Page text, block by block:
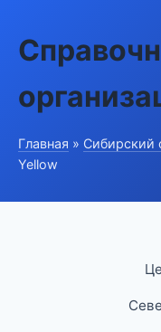
Главная » Сибирский
Yellow